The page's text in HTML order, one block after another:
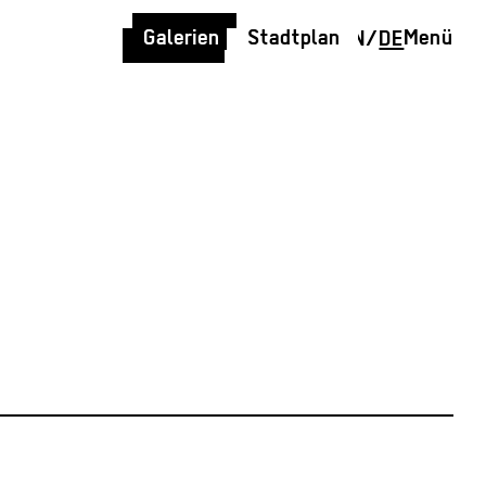
Galerien Stadtplan EN/DEMenü